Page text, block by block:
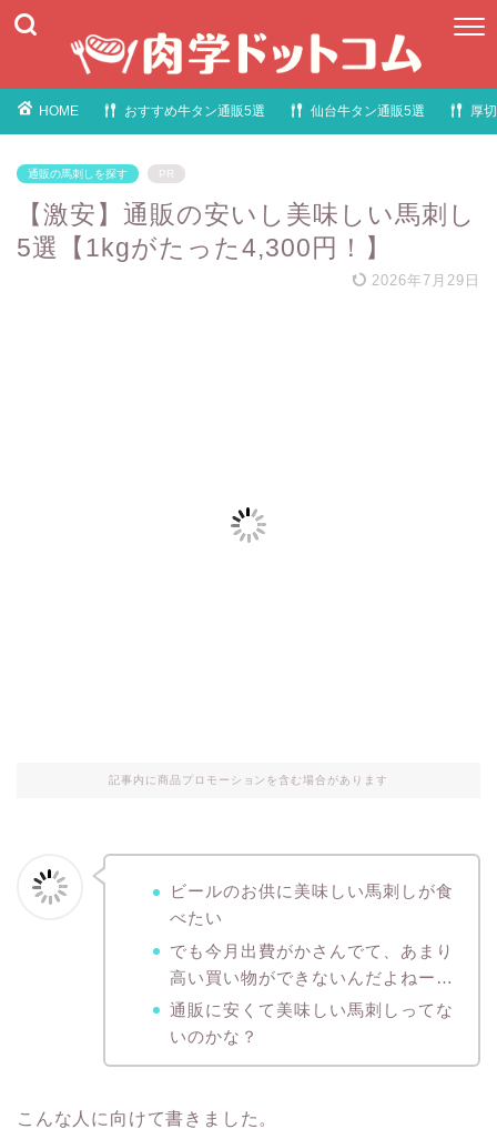
HOME おすすめ牛タン通販5選 仙台牛タン通販5選 厚
通販の馬刺しを探す PR
【激安】通販の安いし美味しい馬刺し
5選【1kgがたった4,300円！】
2026年7月29日
記事内に商品プロモーションを含む場合があります
ビールのお供に美味しい馬刺しが食
べたい
でも今月出費がかさんでて、あまり
高い買い物ができないんだよねー…
通販に安くて美味しい馬刺しってな
いのかな？
こんな人に向けて書きました。